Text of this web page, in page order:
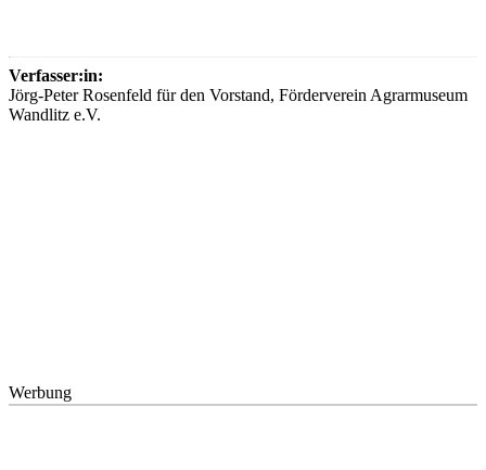
Verfasser:in:
Jörg-Peter Rosenfeld für den Vorstand, Förderverein Agrarmuseum
Wandlitz e.V.
Werbung